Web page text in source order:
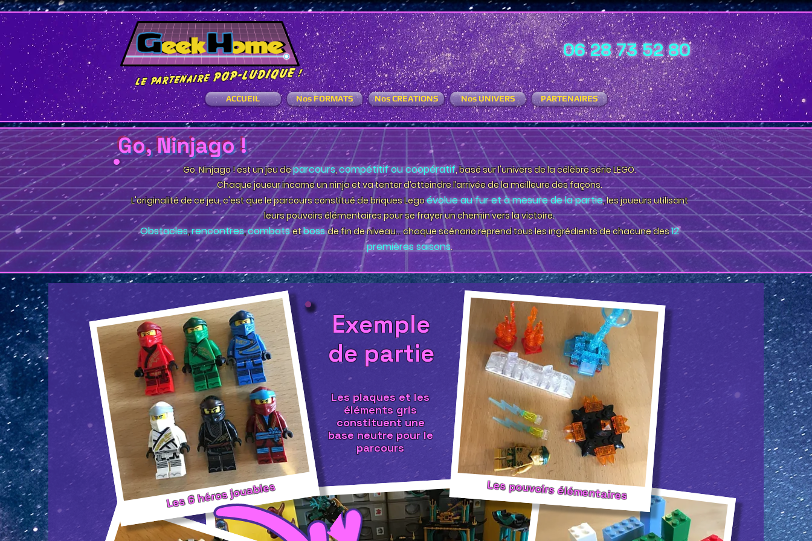
06 28 73 52 80
Le Partenairepop-ludique!
ACCUEIL Nos FORMATS Nos CREATIONS Nos UNIVERS PARTENAIRES
Go, Ninjago !
Go, Ninjago ! est un jeu deparcours,compétitif ou coopératif, basé sur l'univers de la célèbre série LEGO.
Chaque joueur incarne unninjaet va tenter d’atteindre l’arrivée de la meilleure des façons.
L'originalité de ce jeu, c'est que leparcoursconstitué de briques Legoévolue au fur et à mesure de la partie, les joueurs utilisant
leurs pouvoirs élémentaires pour se frayer un chemin vers la victoire.
Obstacles,rencontres,combatsetbossde fin de niveau... chaque scénario reprend tous les ingrédients de chacune des12
premières saisons.
Les 6 héros jouables
Les plaques et les
éléments gris
constituent une
base neutre pour le
parcours
Les pouvoirs élémentaires
Exemple
de partie